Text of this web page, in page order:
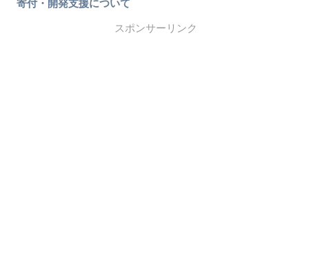
寄付・開発支援について
スポンサーリンク